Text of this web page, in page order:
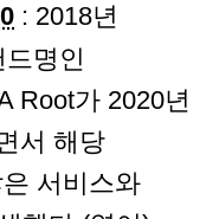
: 2018년
명인
Root가 2020년
서 해당
서비스와